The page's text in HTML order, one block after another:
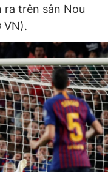
trên sân Nou
VN).